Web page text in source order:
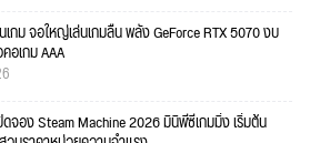
เกม จอใหญ่เล่นเกมลื่น พลัง GeForce RTX 5070 งบ
อเกม AAA
ดจอง Steam Machine 2026 มินิพีซีเกมมิ่ง เริ่มต้น